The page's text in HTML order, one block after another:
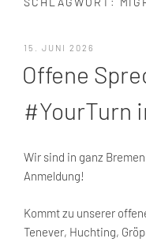
VERÖFFENTLICHT
15. JUNI 2026
Offene
#YourTurn
Wir sind in ganz
Anmeldung!
Kommt zu unserer
Tenever, Huchting,